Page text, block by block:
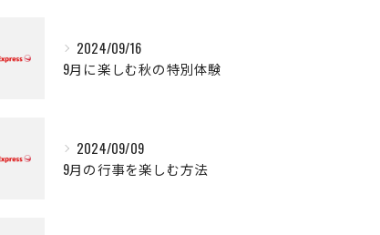
2024/09/16
9月に楽しむ秋の特別体験
2024/09/09
9月の行事を楽しむ方法